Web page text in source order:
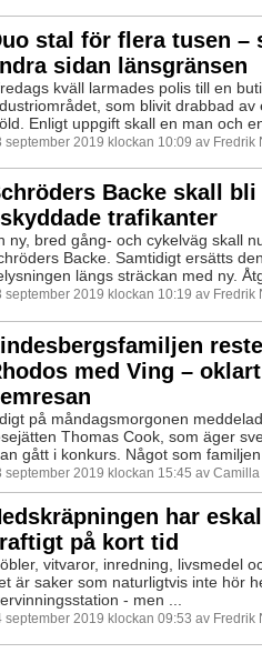
stal för flera tusen –
sidan länsgränsen
kväll larmades polis till en
som blivit drabbad av
Enligt uppgift skall en man och
september 2019 klockan 10:09 av Fredrik
Backe skall
trafikanter
ny, bred gång- och cykelväg skall
Backe. Samtidigt ersätts
längs sträckan med ny.
september 2019 klockan 10:19 av Fredrik
med Ving –
på måndagsmorgonen
Thomas Cook, som äger
gått i konkurs. Något som
september 2019 klockan 15:45 av
har
på kort tid
vitvaror, inredning, livsmedel
är saker som naturligtvis inte hör
- men ...
september 2019 klockan 09:53 av Fredrik